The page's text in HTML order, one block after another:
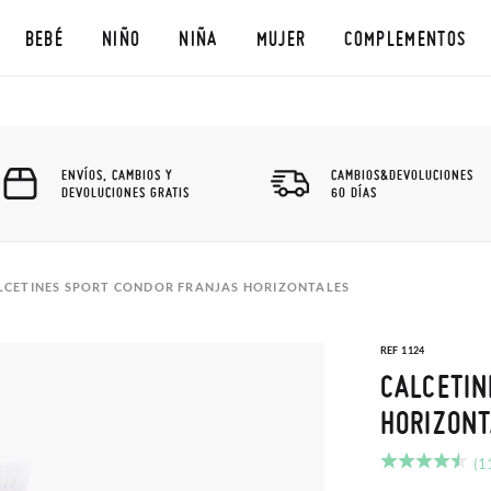
BEBÉ NIÑO NIÑA MUJER COMPLEMENTOS
ENVÍOS, CAMBIOS Y
DEVOLUCIONES GRATIS
CAMBIOS&DEVOLUCIONES
60 DÍAS
SPORT CONDOR FRANJAS HORIZONTALES
REF 1124